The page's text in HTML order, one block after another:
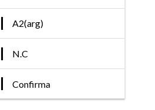
A2(arg)
N.C
Confirma